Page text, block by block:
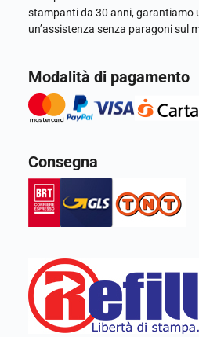
stampanti da 30 anni, garantiamo
un’assistenza senza paragoni sul
Modalità di pagamento
Consegna